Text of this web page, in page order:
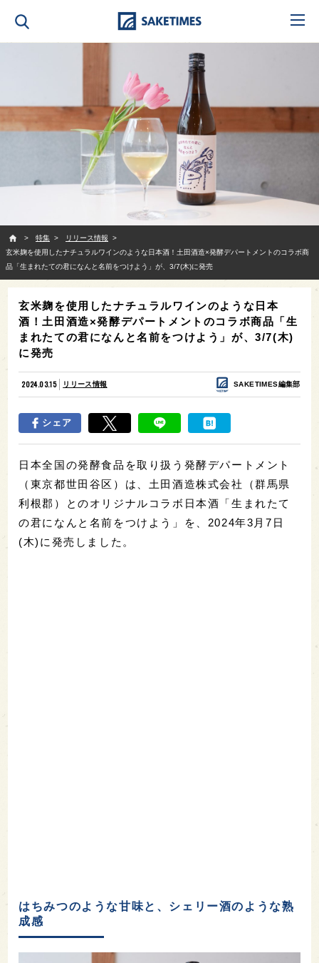
特集
リリース情報
玄米麹を使用したナチュラルワインのような日本酒！土田酒造×発酵デパートメントのコラボ商
品「生まれたての君になんと名前をつけよう」が、3/7(木)に発売
玄米麹を使用したナチュラルワインのような日本
酒！土田酒造×発酵デパートメントのコラボ商品「生
まれたての君になんと名前をつけよう」が、3/7(木)
に発売
2024.03.15 リリース情報 SAKETIMES編集部
シェア
日本全国の発酵食品を取り扱う発酵デパートメント
（東京都世田谷区）は、土田酒造株式会社（群馬県
利根郡）とのオリジナルコラボ日本酒「生まれたて
の君になんと名前をつけよう」を、2024年3月7日
(木)に発売しました。
はちみつのような甘味と、シェリー酒のような熟
成感